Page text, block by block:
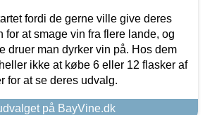
fordi de gerne ville give deres
for at smage vin fra flere lande, og
druer man dyrker vin på. Hos dem
ikke at købe 6 eller 12 flasker af
for at se deres udvalg.
på BayVine.dk